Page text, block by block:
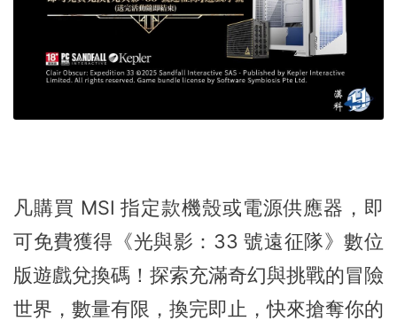
凡購買 MSI 指定款機殼或電源供應器，即
可免費獲得《光與影：33 號遠征隊》數位
版遊戲兌換碼！探索充滿奇幻與挑戰的冒險
世界，數量有限，換完即止，快來搶奪你的